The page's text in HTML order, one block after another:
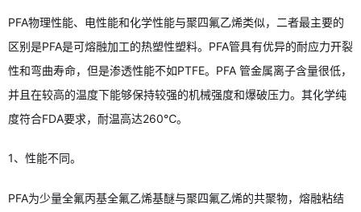
PFA物理性能、电性能和化学性能与聚四氟乙烯类似，二者最主要的
区别是PFA是可熔融加工的热塑性塑料。PFA管具有优异的耐应力开裂
性和弯曲寿命，但是渗透性能不如PTFE。PFA 管金属离子含量很低，
并且在较高的温度下能够保持较强的机械强度和爆破压力。其化学纯
度符合FDA要求，耐温高达260℃。
1、性能不同。
PFA为少量全氟丙基全氟乙烯基醚与聚四氟乙烯的共聚物，熔融粘结